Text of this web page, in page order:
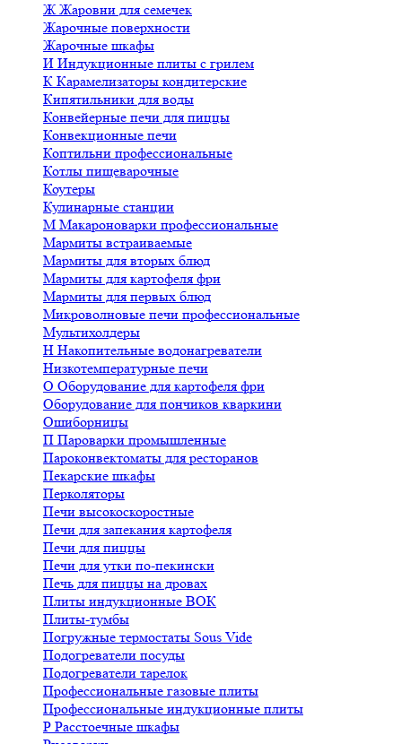
ЖЖаровни для семечек
Жарочные поверхности
Жарочные шкафы
И Индукционные плиты с грилем
К Карамелизаторы кондитерские
Кипятильники для воды
Конвейерные печи для пиццы
Конвекционные печи
Коптильни профессиональные
Котлы пищеварочные
Коутеры
Кулинарные станции
М Макароноварки профессиональные
Мармиты встраиваемые
Мармиты для вторых блюд
Мармиты для картофеля фри
Мармиты для первых блюд
Микроволновые печи профессиональные
Мультихолдеры
Н Накопительные водонагреватели
Низкотемпературные печи
О Оборудование для картофеля фри
Оборудование для пончиков кваркини
Ошиборницы
П Пароварки промышленные
Пароконвектоматы для ресторанов
Пекарские шкафы
Перколяторы
Печи высокоскоростные
Печи для запекания картофеля
Печи для пиццы
Печи для утки по-пекински
Печь для пиццы на дровах
Плиты индукционные ВОК
Плиты-тумбы
Погружные термостаты Sous Vide
Подогреватели посуды
Подогреватели тарелок
Профессиональные газовые плиты
Профессиональные индукционные плиты
Р Расстоечные шкафы